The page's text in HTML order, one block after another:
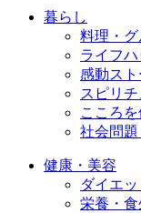
暮らし
料理・グ
ライフハ
感動ス
スピリ
こころ
社会問題
健康・美容
ダイエッ
栄養・